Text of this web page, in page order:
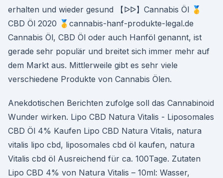
erhalten und wieder gesund 【ᐅᐅ】Cannabis Öl 🥇
CBD Öl 2020 🥇cannabis-hanf-produkte-legal.de
Cannabis Öl, CBD Öl oder auch Hanföl genannt, ist
gerade sehr populär und breitet sich immer mehr auf
dem Markt aus. Mittlerweile gibt es sehr viele
verschiedene Produkte von Cannabis Ölen.
Anekdotischen Berichten zufolge soll das Cannabinoid
Wunder wirken. Lipo CBD Natura Vitalis - Liposomales
CBD Öl 4% Kaufen Lipo CBD Natura Vitalis, natura
vitalis lipo cbd, liposomales cbd öl kaufen, natura
Vitalis cbd öl Ausreichend für ca. 100Tage. Zutaten
Lipo CBD 4% von Natura Vitalis – 10ml: Wasser,